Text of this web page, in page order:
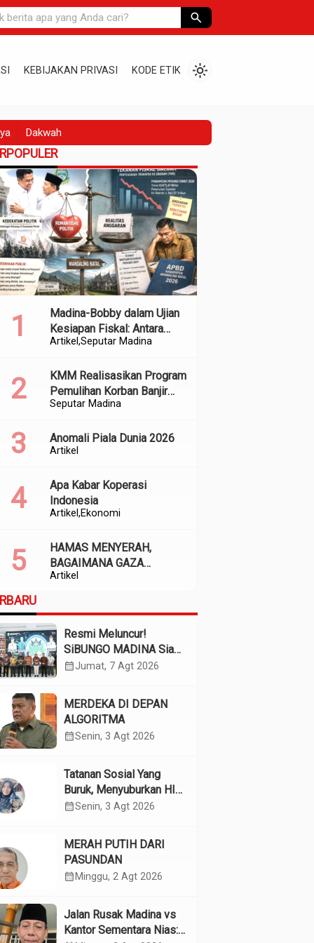
search
KEBIJAKAN PRIVASI KODE ETIK light_mode
Dakwah
Artikel Seputar Madina
Madina-Bobby dalam Ujian
Kesiapan Fiskal: Antara
Kedekatan Politik dan
Seputar Madina
KMM Realisasikan Program
Pemulihan Korban Banjir
dan Longsor di Kabupaten
Artikel
Anomali Piala Dunia 2026
Artikel Ekonomi
Apa Kabar Koperasi
Indonesia
Artikel
HAMAS MENYERAH,
BAGAIMANA GAZA
SELANJUTNYA?
Resmi Meluncur!
SiBUNGO MADINA Siap
Optimalkan Pendapatan
calendar_monthJumat, 7 Agt 2026
MERDEKA DI DEPAN
ALGORITMA
calendar_monthSenin, 3 Agt 2026
Tatanan Sosial Yang
Buruk, Menyuburkan HIV
Pada Remaja
calendar_monthSenin, 3 Agt 2026
MERAH PUTIH DARI
PASUNDAN
calendar_month Minggu, 2 Agt 2026
Jalan Rusak Madina vs
Kantor Sementara Nias: